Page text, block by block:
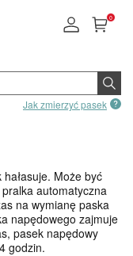
Jak zmierzyć pasek
0
Może być
automatyczna
na wymianę paska
napędowego zajmuje
pasek napędowy
godzin.